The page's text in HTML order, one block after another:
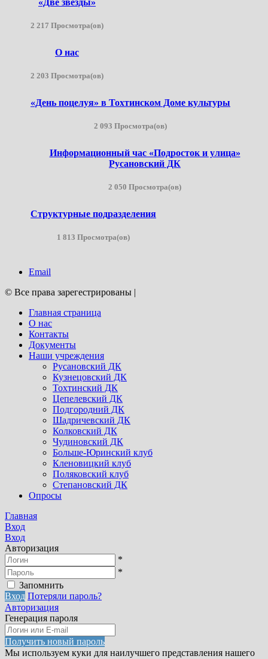
2 217 Просмотра(ов)
О нас
2 203 Просмотра(ов)
«День поцелуя» в Тохтинском Доме культуры
2 093 Просмотра(ов)
Информационный час «Подросток и улица»
Русановский ДК
2 050 Просмотра(ов)
Структурные подразделения
1 813 Просмотра(ов)
Email
© Все права зарегестрированы |
Главная страница
О нас
Контакты
Документы
Наши учреждения
Русановский ДК
Кузнецовский ДК
Тохтинский ДК
Цепелевский ДК
Подгородний ДК
Шадричевский ДК
Колковский ДК
Чудиновский ДК
Больше-Юринский клуб
Кленовицкий клуб
Поляковский клуб
Степановский ДК
Опросы
Главная
Вход
Вход
Авторизация
*
*
Запомнить
Вход Потеряли пароль?
Авторизация
Генерация пароля
Получить новый пароль
Мы используем куки для наилучшего представления нашего